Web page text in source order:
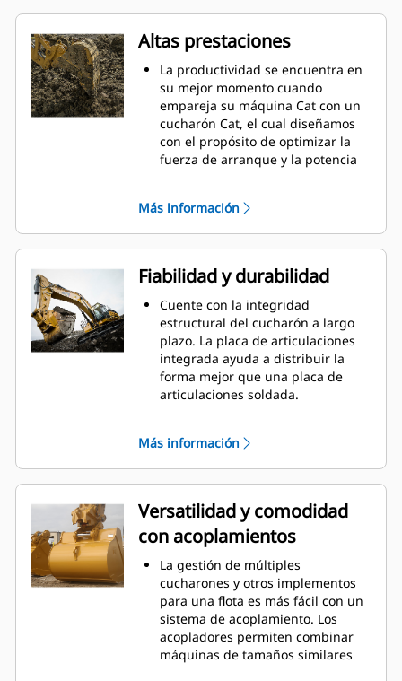
Altas prestaciones
La productividad se encuentra en
su mejor momento cuando
empareja su máquina Cat con un
cucharón Cat, el cual diseñamos
con el propósito de optimizar la
fuerza de arranque y la potencia
radio mejora el flujo de materiales
en el cucharón. El espacio libre
adicional en el talón garantiza que
la parte inferior del cucharón no
se arrastre, lo que reduce los
costes de mantenimiento.
Picos de consumo de combustible
durante la excavación. Los
cucharones Cat se han diseñado
para cortar material rápidamente
para mejorar la eficiencia de
Cargue más material en menos
tiempo. La forma del cucharón y
las barras laterales mantienen la
mayor cantidad de material en el
cucharón para cada carga.
Más información
Fiabilidad y durabilidad
Cuente con la integridad
estructural del cucharón a largo
plazo. La placa de articulaciones
integrada ayuda a distribuir la
forma mejor que una placa de
articulaciones soldada.
alta resistencia, especialmente en
componentes de desgaste
excesivo.
Proteja las áreas más importantes
de gran desgaste de su cucharón
con las herramientas de ataque
(GET) de Cat
. Los protectores de
barras laterales y las orejetas
ayudan a preservar al máximo las
partes del cucharón que entran en
contacto y atraviesan los
materiales.
Reduzca los costes de
Más información
Versatilidad y comodidad
con acoplamientos
La gestión de múltiples
cucharones y otros implementos
para una flota es más fácil con un
sistema de acoplamiento. Los
acopladores permiten combinar
máquinas de tamaños similares